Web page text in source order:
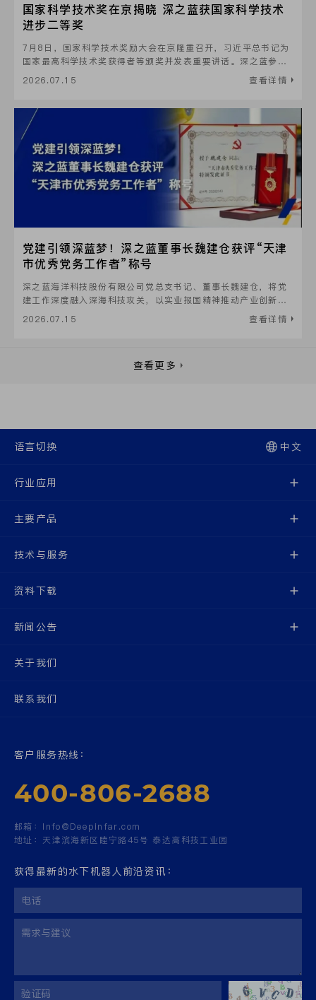
国家科学技术奖在京揭晓 深之蓝获国家科学技术
进步二等奖
7月8日，国家科学技术奖励大会在京隆重召开，习近平总书记为
国家最高科学技术奖获得者等颁奖并发表重要讲话。深之蓝参与
研发的“深海复杂地理实体划定理论与精准探测技术及应用”荣获
2026.07.15 查看详情
党建引领深蓝梦！深之蓝董事长魏建仓获评“天津
市优秀党务工作者”称号
深之蓝海洋科技股份有限公司党总支书记、董事长魏建仓，将党
建工作深度融入深海科技攻关，以实业报国精神推动产业创新发
展，荣膺“天津市优秀党务工作者”称号。
2026.07.15 查看详情
查看更多
语言切换 中文
行业应用
主要产品
技术与服务
资料下载
新闻公告
关于我们
联系我们
客户服务热线：
400-806-2688
邮箱： Info@Deepinfar.com
地址： 天津滨海新区睦宁路45号 泰达高科技工业园
获得最新的水下机器人前沿资讯：